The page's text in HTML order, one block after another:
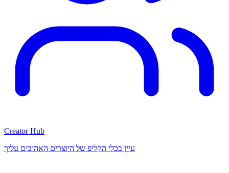
Creator Hub
עיין בכלי הקליפ של היוצרים האהובים עליך